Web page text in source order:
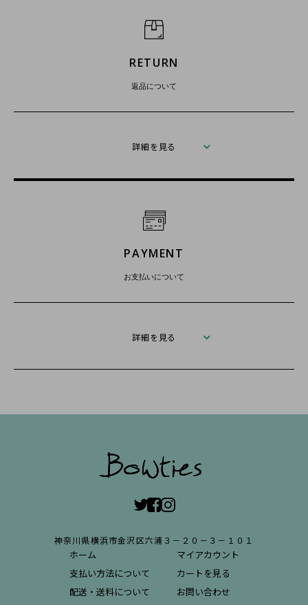
RETURN
返品について
詳細を見る
PAYMENT
お支払いについて
詳細を見る
神奈川県横浜市金沢区六浦３－２０－３－１０１
ホーム
支払い方法について
配送・送料について
マイアカウント
カートを見る
お問い合わせ